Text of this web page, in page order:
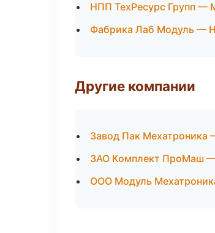
НПП ТехРесурс Групп —
Фабрика Лаб Модуль —
Другие компании
Завод Пак Мехатроника
ЗАО Комплект ПроМаш —
ООО Модуль